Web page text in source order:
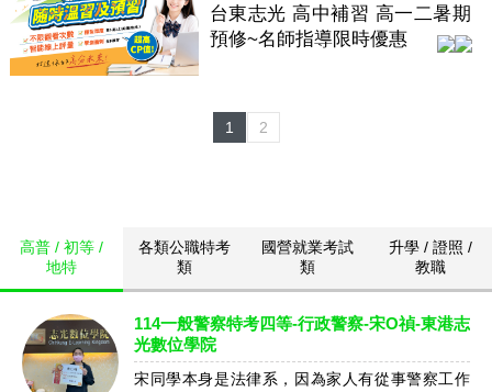
台東志光 高中補習 高一二暑期
預修~名師指導限時優惠
1 2
高普 / 初等 /
地特
各類公職特考
類
國營就業考試
類
升學 / 證照 /
教職
114一般警察特考四等-行政警察-宋O禎-東港志
光數位學院
宋同學本身是法律系，因為家人有從事警察工作